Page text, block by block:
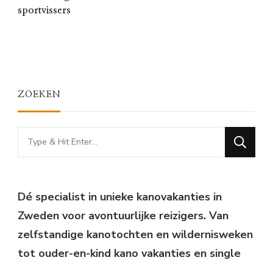
sportvissers
ZOEKEN
Looking
for
Dé specialist in unieke kanovakanties in
Zweden voor avontuurlijke reizigers. Van
zelfstandige kanotochten en wildernisweken
tot ouder-en-kind kano vakanties en single